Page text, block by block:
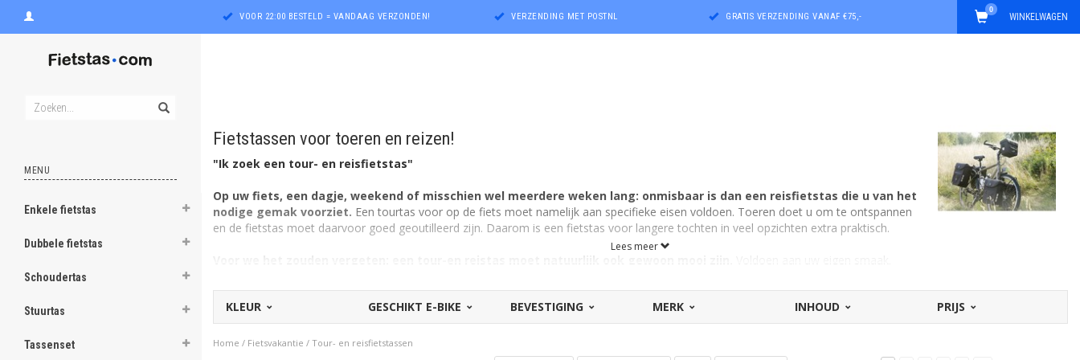
VOOR 22:00 BESTELD = VANDAAG VERZONDEN! VERZENDING MET POSTNL GRATIS VERZENDING VANAF €75,- WINKELWAGEN
0
MENU
Enkele fietstas
Dubbele fietstas
Schoudertas
Stuurtas
Tassenset
Fietstassen voor toeren en reizen!
"Ik zoek een tour- en reisfietstas"
Op uw fiets, een dagje, weekend of misschien wel meerdere weken lang: onmisbaar is dan een reisfietstas die u van het
nodige gemak voorziet. Een tourtas voor op de fiets moet namelijk aan specifieke eisen voldoen. Toeren doet u om te ontspannen
en de fietstas moet daarvoor goed geoutilleerd zijn. Daarom is een fietstas voor langere tochten in veel opzichten extra praktisch.
geel tot rustig blauw of grijs, van klassiek zwart tot een tas met opvallende reflectie en mooi lijnenspel. En alles ertussenin.
Naar Fietsvakantie
Lees meer
KLEUR GESCHIKT E-BIKE BEVESTIGING MERK INHOUD PRIJS
Home / Fietsvakantie / Tour- en reisfietstassen